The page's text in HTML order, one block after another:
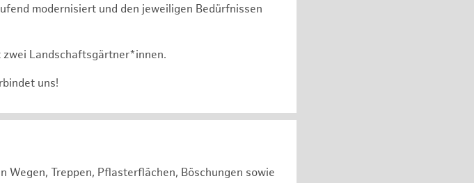
modernisiert und den jeweiligen Bedürfnissen
Landschaftsgärtner*innen.
uns!
Wegen, Treppen, Pflasterflächen, Böschungen sowie